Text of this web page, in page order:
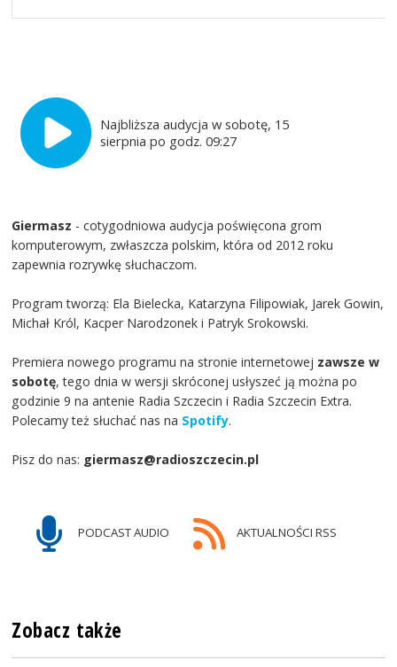
Najbliższa audycja w sobotę, 15
sierpnia po godz. 09:27
Giermasz - cotygodniowa audycja poświęcona grom
komputerowym, zwłaszcza polskim, która od 2012 roku
zapewnia rozrywkę słuchaczom.
Program tworzą: Ela Bielecka, Katarzyna Filipowiak, Jarek Gowin,
Michał Król, Kacper Narodzonek i Patryk Srokowski.
Premiera nowego programu na stronie internetowej zawsze w
sobotę, tego dnia w wersji skróconej usłyszeć ją można po
godzinie 9 na antenie Radia Szczecin i Radia Szczecin Extra.
Polecamy też słuchać nas na Spotify.
Pisz do nas: giermasz@radioszczecin.pl
PODCAST AUDIO AKTUALNOŚCI RSS
Zobacz także